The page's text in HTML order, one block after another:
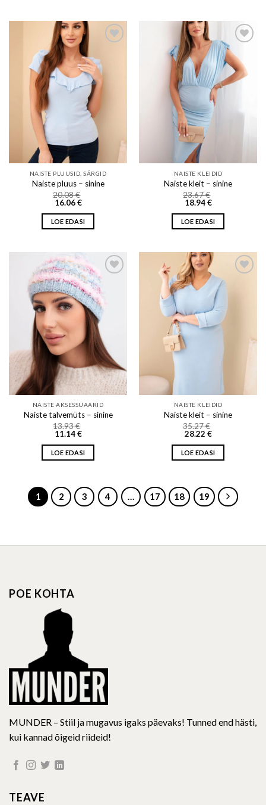
Add to wishlist
NAISTE PLUUSID, SÄRGID
Naiste pluus – sinine
20.08€
16.06€
LOE EDASI
Add to wishlist
NAISTE KLEIDID
Naiste kleit – sinine
23.67€
18.94€
LOE EDASI
Add to wishlist
NAISTE AKSESSUAARID
Naiste talvemüts – sinine
13.93€
11.14€
LOE EDASI
Add to wishlist
NAISTE KLEIDID
Naiste kleit – sinine
35.27€
28.22 €
LOE EDASI
1 2 3 4 17 18 19
POE KOHTA
MUNDER – Stiil ja mugavus igaks päevaks! Tunned end hästi,
kui kannad õigeid riideid!
TEAVE